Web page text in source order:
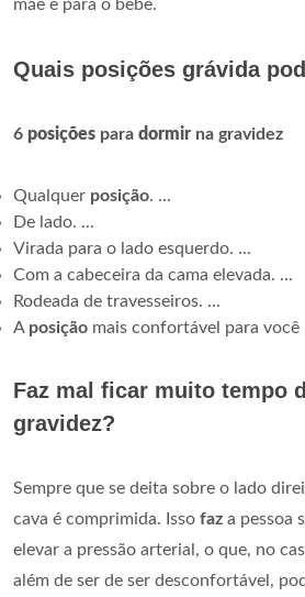
mãe e para o bebê.
Quais posições grávida
6 posições para dormir na gravidez
Qualquer posição. ...
De lado. ...
Virada para o lado esquerdo. ...
Com a cabeceira da cama elevada. ...
Rodeada de travesseiros. ...
A posição mais confortável para você
Faz mal ficar muito tempo
gravidez?
Sempre que se deita sobre o lado
cava é comprimida. Isso faz a pessoa
elevar a pressão arterial, o que, no
além de ser de ser desconfortável,